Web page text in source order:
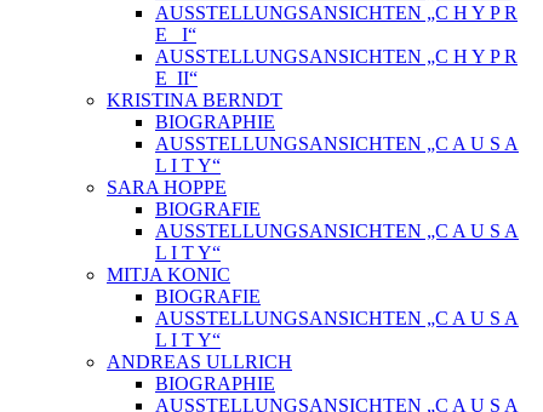
AUSSTELLUNGSANSICHTEN „C H Y P R
E_ I“
AUSSTELLUNGSANSICHTEN „C H Y P R
E_II“
KRISTINA BERNDT
BIOGRAPHIE
AUSSTELLUNGSANSICHTEN „C A U S A
L I T Y“
SARA HOPPE
BIOGRAFIE
AUSSTELLUNGSANSICHTEN „C A U S A
L I T Y“
MITJA KONIC
BIOGRAFIE
AUSSTELLUNGSANSICHTEN „C A U S A
L I T Y“
ANDREAS ULLRICH
BIOGRAPHIE
AUSSTELLUNGSANSICHTEN „C A U S A